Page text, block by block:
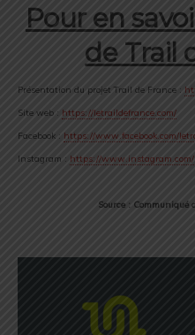
Pour en
de Trail
Présentation du projet Trail de France :
Site web : https://letraildefrance.com/
Facebook : https://www.facebook.com/
Instagram : https://
Source : Communiqué